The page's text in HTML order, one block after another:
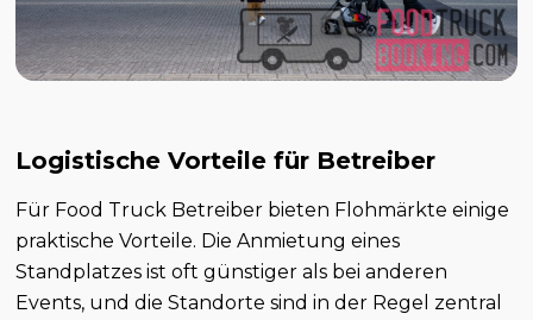
Logistische Vorteile für Betreiber
Für Food Truck Betreiber bieten Flohmärkte einige
praktische Vorteile. Die Anmietung eines
Standplatzes ist oft günstiger als bei anderen
Events, und die Standorte sind in der Regel zentral